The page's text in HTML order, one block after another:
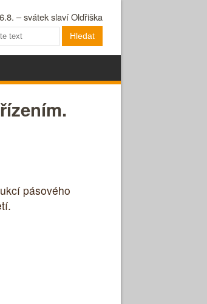
– svátek slaví Oldřiška
Hledat
pásového